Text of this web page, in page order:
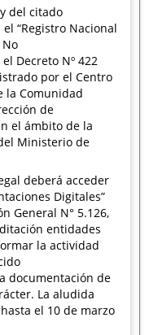
del citado
“Registro Nacional
Decreto Nº 422
por el Centro
la Comunidad
de
el ámbito de la
Ministerio de
deberá acceder
Digitales”
General N° 5.126,
entidades
la actividad
documentación de
La aludida
el 10 de marzo